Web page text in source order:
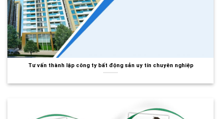
Tư vấn thành lập công ty bất động sản uy tín chuyên nghiệp